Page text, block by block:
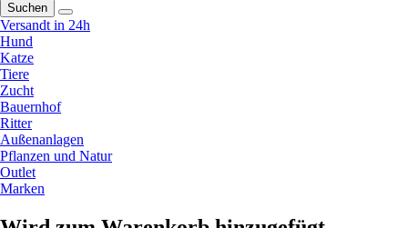
Suchen
Versandt in 24h
Hund
Katze
Tiere
Zucht
Bauernhof
Ritter
Außenanlagen
Pflanzen und Natur
Outlet
Marken